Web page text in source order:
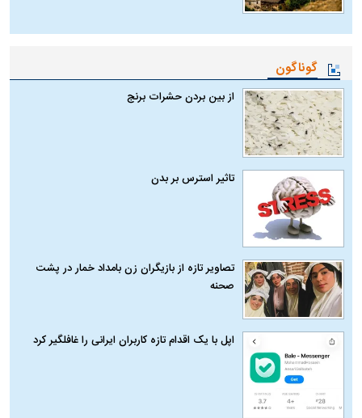
گوناگون
از بین بردن حشرات برنج
تاثیر استرس بر بدن
تصاویر تازه از بازیگران زن بامداد خمار در پشت
صحنه
اپل با یک اقدام تازه کاربران ایرانی را غافلگیر کرد